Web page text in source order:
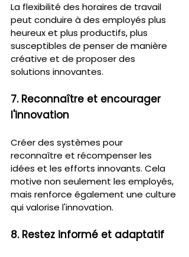
La flexibilité des horaires de travail
peut conduire à des employés plus
heureux et plus productifs, plus
susceptibles de penser de manière
créative et de proposer des
solutions innovantes.
7. Reconnaître et encourager
l'innovation
Créer des systèmes pour
reconnaître et récompenser les
idées et les efforts innovants. Cela
motive non seulement les employés,
mais renforce également une culture
qui valorise l'innovation.
8. Restez informé et adaptatif